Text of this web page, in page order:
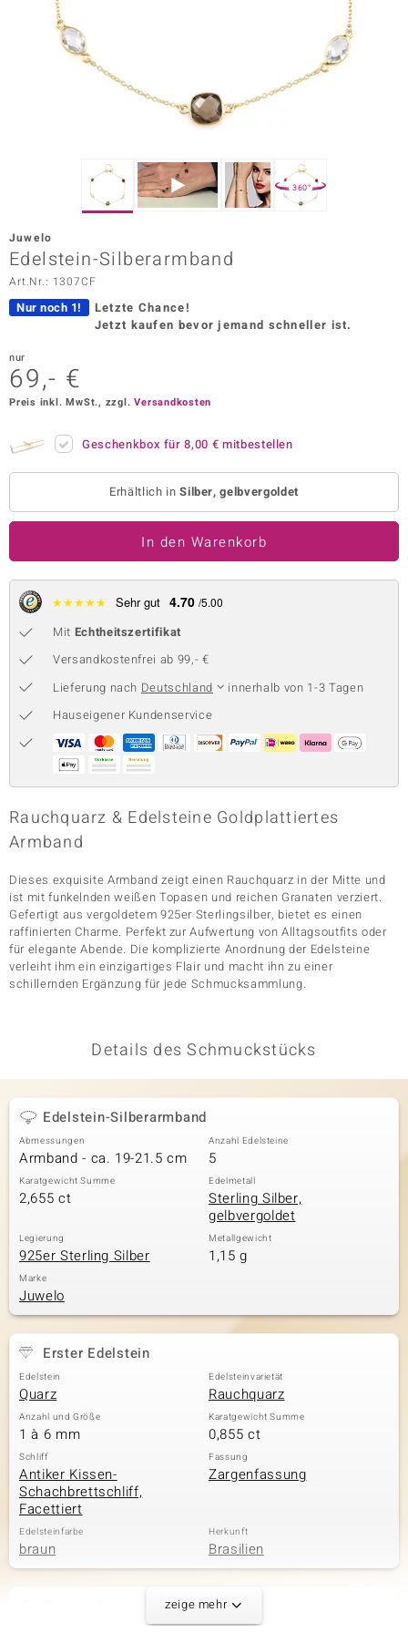
Edition
Vogue
BY DE MELO
Collection
Classics
360°
Juwelo
Edelstein-Silberarmband
Art.Nr.: 1307CF
Nur noch 1!
Letzte Chance!
Jetzt kaufen bevor jemand schneller ist.
nur
69,- €
Preis inkl. MwSt., zzgl.Versandkosten
Geschenkbox für8,00 € mitbestellen
Erhältlich inSilber, gelbvergoldet
In den Warenkorb
★★★★★ Sehr gut 4.70 /5.00
Mit Echtheitszertifikat
Versandkostenfrei ab 99,- €
Lieferung nach Deutschland
innerhalb von 1-3 Tagen
Hauseigener Kundenservice
Rauchquarz & Edelsteine Goldplattiertes
Armband
Dieses exquisite Armband zeigt einen Rauchquarz in der Mitte und
ist mit funkelnden weißen Topasen und reichen Granaten verziert.
Gefertigt aus vergoldetem 925er Sterlingsilber, bietet es einen
raffinierten Charme. Perfekt zur Aufwertung von Alltagsoutfits oder
für elegante Abende. Die komplizierte Anordnung der Edelsteine
verleiht ihm ein einzigartiges Flair und macht ihn zu einer
schillernden Ergänzung für jede Schmucksammlung.
Details des Schmuckstücks
Edelstein-Silberarmband
Abmessungen
Armband - ca. 19-21.5 cm
Anzahl Edelsteine
5
Karatgewicht Summe
2,655 ct
Edelmetall
Sterling Silber,
gelbvergoldet
Legierung
925er Sterling Silber
Metallgewicht
1,15 g
Marke
Juwelo
Erster Edelstein
Edelstein
Quarz
Edelsteinvarietät
Rauchquarz
Anzahl und Größe
1 à 6 mm
Karatgewicht Summe
0,855 ct
Schliff
Antiker Kissen-
Schachbrettschliff,
Facettiert
Fassung
Zargenfassung
Edelsteinfarbe
braun
Herkunft
Brasilien
zeige mehr